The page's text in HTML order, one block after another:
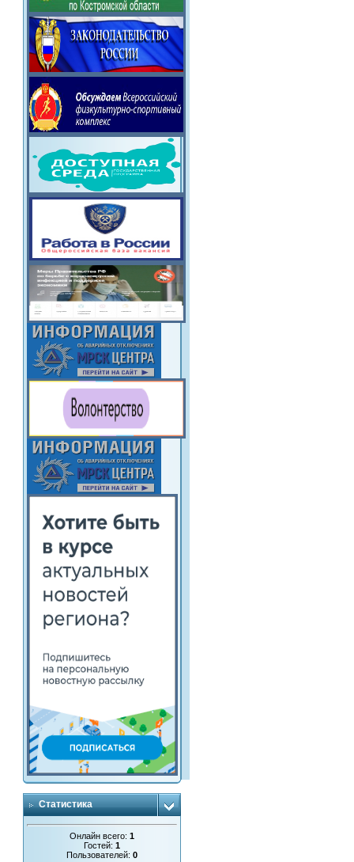
Статистика
Онлайн всего:1
Гостей:1
Пользователей:0